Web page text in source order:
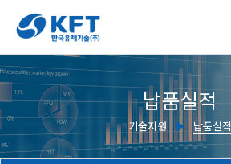
납품실적
기술지원 ▶ 납품실적